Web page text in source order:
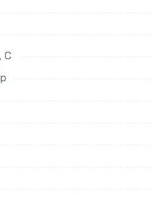
оформить заказ
товар Газовaя подводка
обработают заказ и
оформлением онлайн
и отзывами.
сертифицирован,
C